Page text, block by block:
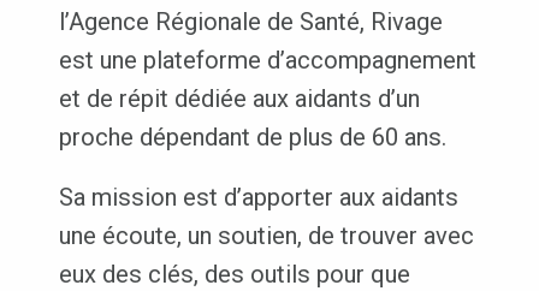
l’Agence Régionale de Santé, Rivage
est une plateforme d’accompagnement
et de répit dédiée aux aidants d’un
proche dépendant de plus de 60 ans.
Sa mission est d’apporter aux aidants
une écoute, un soutien, de trouver avec
eux des clés, des outils pour que